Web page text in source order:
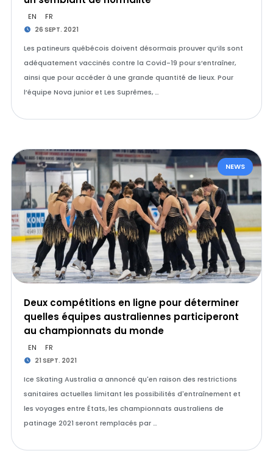
EN FR
26 SEPT. 2021
Les patineurs québécois doivent désormais prouver qu’ils sont
adéquatement vaccinés contre la Covid-19 pour s’entraîner,
ainsi que pour accéder à une grande quantité de lieux. Pour
l’équipe Nova junior et Les Suprêmes, …
NEWS
Deux compétitions en ligne pour déterminer
quelles équipes australiennes participeront
au championnats du monde
EN FR
21 SEPT. 2021
Ice Skating Australia a annoncé qu'en raison des restrictions
sanitaires actuelles limitant les possibilités d'entraînement et
les voyages entre États, les championnats australiens de
patinage 2021 seront remplacés par …